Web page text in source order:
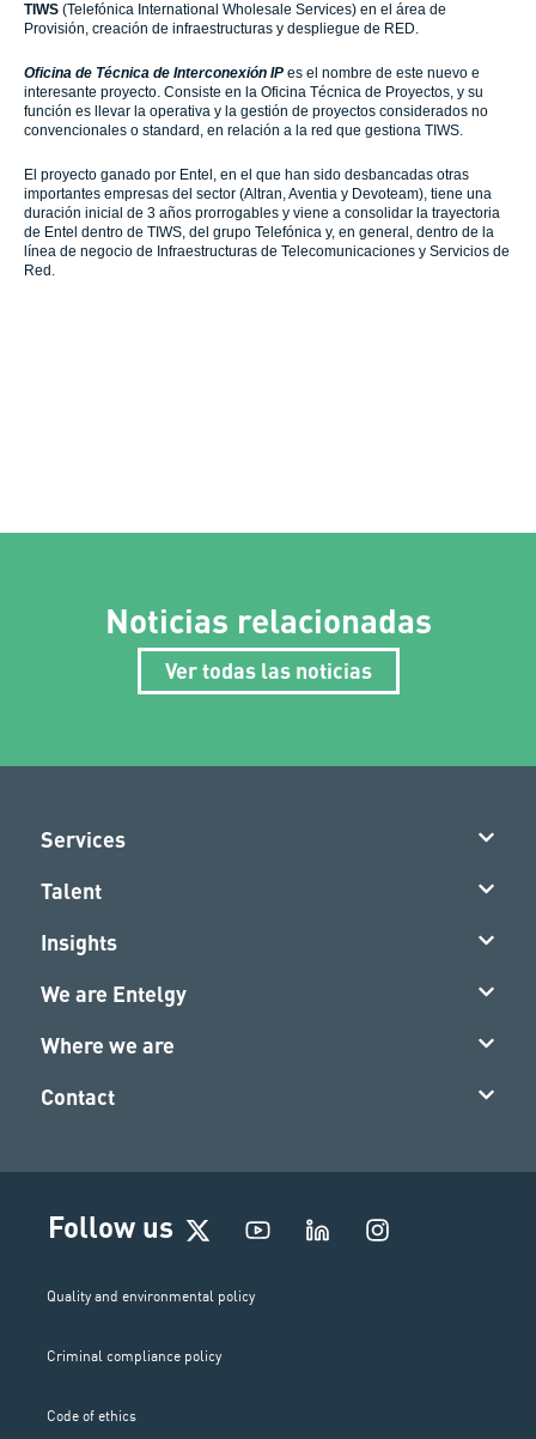
TIWS (Telefónica International Wholesale Services) en el área de
Provisión, creación de infraestructuras y despliegue de RED.
Oficina de Técnica de Interconexión IP es el nombre de este nuevo e
interesante proyecto. Consiste en la Oficina Técnica de Proyectos, y su
función es llevar la operativa y la gestión de proyectos considerados no
convencionales o standard, en relación a la red que gestiona TIWS.
El proyecto ganado por Entel, en el que han sido desbancadas otras
importantes empresas del sector (Altran, Aventia y Devoteam), tiene una
duración inicial de 3 años prorrogables y viene a consolidar la trayectoria
de Entel dentro de TIWS, del grupo Telefónica y, en general, dentro de la
línea de negocio de Infraestructuras de Telecomunicaciones y Servicios de
Red.
Noticias relacionadas
Ver todas las noticias
Services
Talent
Insights
We are Entelgy
Where we are
Contact
Follow us
I
n
Quality and environmental policy
Criminal compliance policy
Code of ethics